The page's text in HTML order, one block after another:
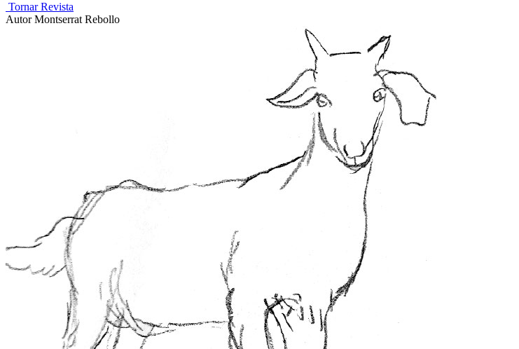
Tornar Revista
Autor Montserrat Rebollo